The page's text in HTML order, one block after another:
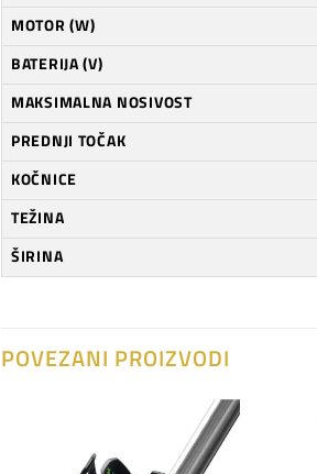
MOTOR (W)
BATERIJA (V)
MAKSIMALNA NOSIVOST
PREDNJI TOČAK
KOČNICE
TEŽINA
ŠIRINA
POVEZANI PROIZVODI
Dodaj